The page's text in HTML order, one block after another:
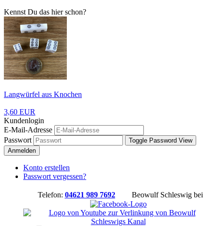
Kennst Du das hier schon?
Langwürfel aus Knochen
3,60 EUR
Kundenlogin
E-Mail-Adresse
Passwort
Toggle Password View
Anmelden
Konto erstellen
Passwort vergessen?
Telefon: 04621 989 7692 Beowulf Schleswig bei